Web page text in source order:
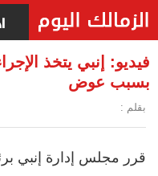
فيديو: إنبي يتخذ
بسبب عوض
بقلم :
قرر مجلس إدارة إنبي